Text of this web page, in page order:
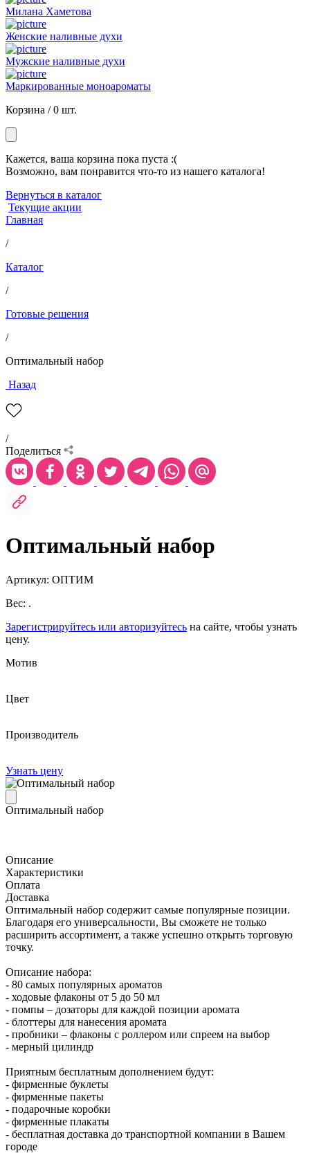
Милана Хаметова
Женские наливные духи
Мужские наливные духи
Маркированные моноароматы
Корзина /0 шт.
Кажется, ваша корзина пока пуста :(
Возможно, вам понравится что-то из нашего каталога!
Вернуться в каталог
Текущие акции
Главная
/
Каталог
/
Готовые решения
/
Оптимальный набор
Назад
/
Поделиться
Оптимальный набор
Артикул: ОПТИМ
Вес: .
Зарегистрируйтесь или авторизуйтесь на сайте, чтобы узнать
цену.
Мотив
Цвет
Производитель
Узнать цену
Оптимальный набор
Описание
Характеристики
Оплата
Доставка
Оптимальный набор содержит самые популярные позиции.
Благодаря его универсальности, Вы сможете не только
расширить ассортимент, а также успешно открыть торговую
точку.
Описание набора:
- 80 самых популярных ароматов
- ходовые флаконы от 5 до 50 мл
- помпы – дозаторы для каждой позиции аромата
- блоттеры для нанесения аромата
- пробники – флаконы с роллером или спреем на выбор
- мерный цилиндр
Приятным бесплатным дополнением будут:
- фирменные буклеты
- фирменные пакеты
- подарочные коробки
- фирменные плакаты
- бесплатная доставка до транспортной компании в Вашем
городе